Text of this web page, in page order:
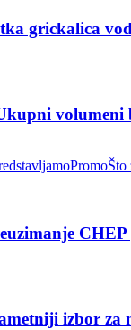
grickalica
Promo
izbor za